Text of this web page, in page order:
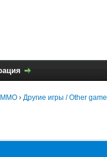
MMO › Другие игры / Other